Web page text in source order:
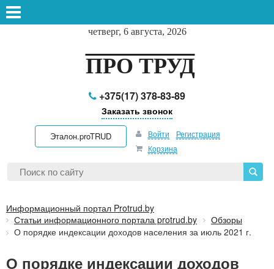
четверг, 6 августа, 2026
ПРО ТРУД
+375(17) 378-83-89
Заказать звонок
Эталон.proTRUD Войти
Регистрация
Корзина
Информационный портал Protrud.by
Статьи информационного портала protrud.by
Обзоры
О порядке индексации доходов населения за июль 2021 г.
О порядке индексации доходов